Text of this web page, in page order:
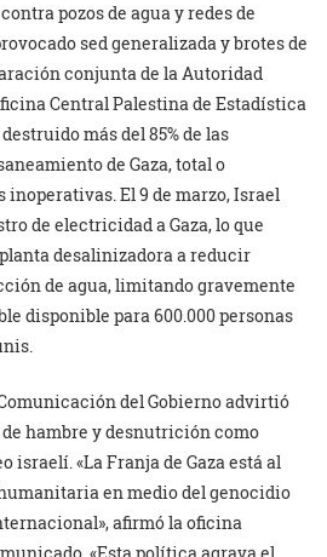
pozos de agua y redes de
sed generalizada y brotes de
conjunta de la Autoridad
Central Palestina de Estadística
más del 85% de las
de Gaza, total o
El 9 de marzo, Israel
de electricidad a Gaza, lo que
desalinizadora a reducir
de agua, limitando gravemente
disponible para 600.000 personas
del Gobierno advirtió
hambre y desnutrición como
israelí. «La Franja de Gaza está al
en medio del genocidio
afirmó la oficina